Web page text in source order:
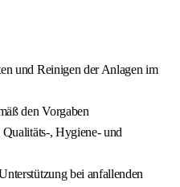
und Reinigen der Anlagen im
den Vorgaben
, Hygiene- und
bei anfallenden